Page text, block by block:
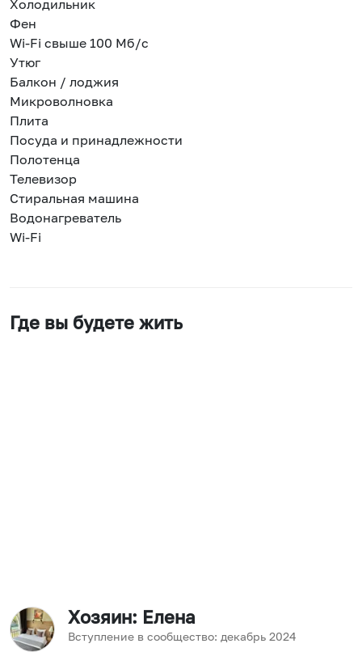
Холодильник
Фен
Wi-Fi свыше 100 Мб/с
Утюг
Балкон / лоджия
Микроволновка
Плита
Посуда и принадлежности
Полотенца
Телевизор
Стиральная машина
Водонагреватель
Wi-Fi
Где вы будете жить
Хозяин: Елена
Вступление в сообщество: декабрь 2024